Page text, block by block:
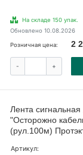
На складе 150 упак.
Обновлено 10.08.2026
Розничная цена: 2
- +
Лента
"Осторожно
(рул.100м)
Артикул: